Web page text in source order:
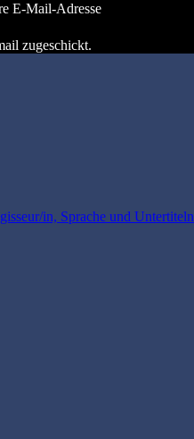
E-Mail-Adresse
zugeschickt.
in, Sprache und Untertiteln